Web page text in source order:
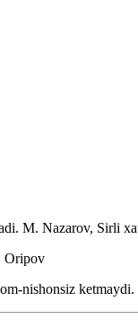
M. Nazarov, Sirli
Oripov
nishonsiz ketmaydi.